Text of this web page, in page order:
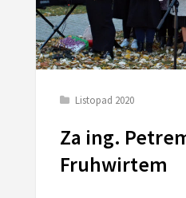
Listopad 2020
Za ing.
Fruhwirtem